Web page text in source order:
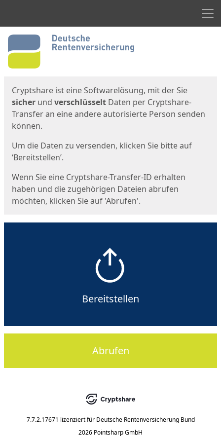
Start
Cryptshare ist eine Softwarelösung, mit der Sie
sicher und verschlüsselt Daten per Cryptshare-
Transfer an eine andere autorisierte Person senden
können.
Um die Daten zu versenden, klicken Sie bitte auf
‘Bereitstellen’.
Wenn Sie eine Cryptshare-Transfer-ID erhalten
haben und die zugehörigen Dateien abrufen
möchten, klicken Sie auf 'Abrufen'.
Bereitstellen
Abrufen
7.7.2.17671 lizenziert für Deutsche Rentenversicherung Bund
2026 Pointsharp GmbH